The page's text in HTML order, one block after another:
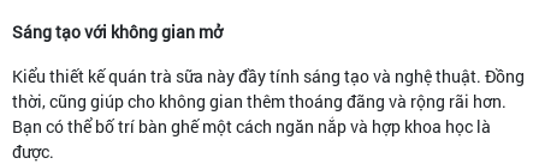
Sáng tạo với không gian mở
Kiểu thiết kế quán trà sữa này đầy tính sáng tạo và nghệ thuật. Đồng
thời, cũng giúp cho không gian thêm thoáng đãng và rộng rãi hơn.
Bạn có thể bố trí bàn ghế một cách ngăn nắp và hợp khoa học là
được.